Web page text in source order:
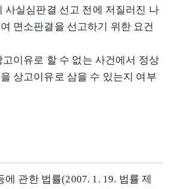
사실심판결 선고 전에 저질러진 나
면소판결을 선고하기 위한 요건
이유로 할 수 없는 사건에서 정상
상고이유로 삼을 수 있는지 여부
관한 법률(2007. 1. 19. 법률 제